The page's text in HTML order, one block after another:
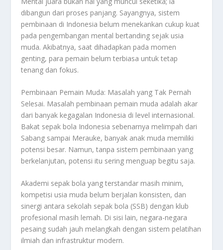
dibangun dari proses panjang. Sayangnya, sistem
pembinaan di Indonesia belum menekankan cukup kuat
pada pengembangan mental bertanding sejak usia
muda. Akibatnya, saat dihadapkan pada momen
genting, para pemain belum terbiasa untuk tetap
tenang dan fokus.
Pembinaan Pemain Muda: Masalah yang Tak Pernah
Selesai. Masalah pembinaan pemain muda adalah akar
dari banyak kegagalan Indonesia di level internasional.
Bakat sepak bola Indonesia sebenarnya melimpah dari
Sabang sampai Merauke, banyak anak muda memiliki
potensi besar. Namun, tanpa sistem pembinaan yang
berkelanjutan, potensi itu sering menguap begitu saja.
Akademi sepak bola yang terstandar masih minim,
kompetisi usia muda belum berjalan konsisten, dan
sinergi antara sekolah sepak bola (SSB) dengan klub
profesional masih lemah. Di sisi lain, negara-negara
pesaing sudah jauh melangkah dengan sistem pelatihan
ilmiah dan infrastruktur modern.